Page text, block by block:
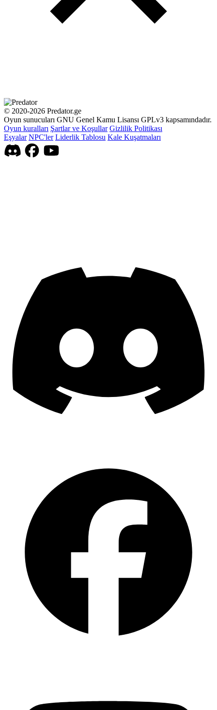
© 2020-2026 Predator.ge
Oyun sunucuları GNU Genel Kamu Lisansı GPLv3 kapsamındadır.
Oyun kuralları Şartlar ve Koşullar Gizlilik Politikası
Eşyalar NPC'ler Liderlik Tablosu Kale Kuşatmaları